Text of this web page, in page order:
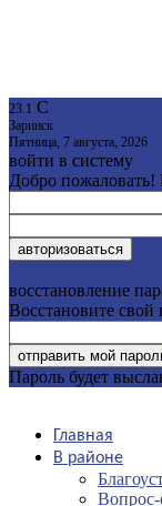
23.1 C
Заринск
Пятница, 7 августа, 2026
войти в систему
Добро
восстановление
Восстановите свой
Пароль будет
Главная
В районе
Вопрос-